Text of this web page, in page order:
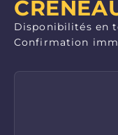
Disponibilités en
Confirmation